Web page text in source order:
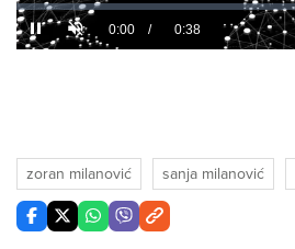
Unmute /
Loaded:
0%
zoran milanović sanja milanović